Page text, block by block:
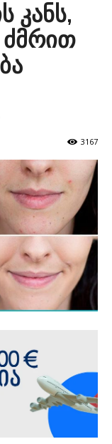
კანს,
ძმრით
3167